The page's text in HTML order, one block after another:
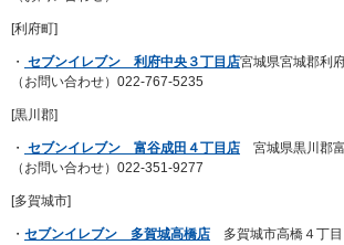
[利府町]
・ セブンイレブン 利府中央３丁目店宮城県宮城郡利
（お問い合わせ）022-767-5235
[黒川郡]
・ セブンイレブン 富谷成田４丁目店 宮城県黒川郡
（お問い合わせ）022-351-9277
[多賀城市]
・ セブンイレブン 多賀城高橋店 多賀城市高橋４丁